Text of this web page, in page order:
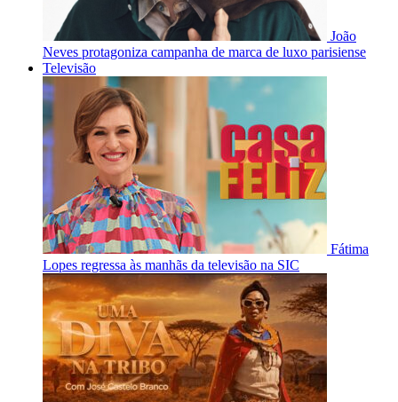
João
Neves protagoniza campanha de marca de luxo parisiense
Televisão
Fátima
Lopes regressa às manhãs da televisão na SIC